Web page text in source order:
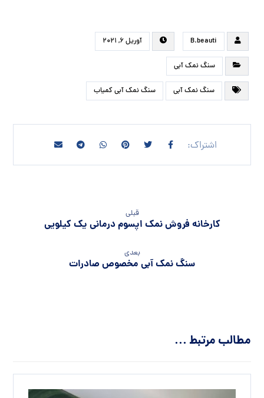
B.beauti آوریل ۶, ۲۰۲۱
سنگ نمک آبی
سنگ نمک آبی سنگ نمک آبی کمیاب
قبلی
کارخانه فروش نمک اپسوم درمانی یک کیلویی
بعدی
سنگ نمک آبی مخصوص صادرات
مطالب مرتبط ...